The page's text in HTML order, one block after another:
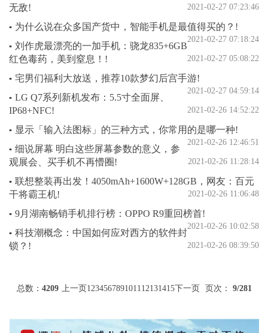
无敌!
2021-02-27 07:23:46
▪ 为什么说在众多国产货中，智能手机是最值得买的？!
2021-02-27 07:18:24
▪ 刘作虎最漂亮的一加手机：骁龙835+6GB
红色毒药，美到窒息！!
2021-02-27 05:08:22
▪ 宅男们福利大放送，推荐10款梦幻后宫手游!
2021-02-27 04:59:14
▪ LG Q7系列新机发布：5.5寸全面屏、
IP68+NFC!
2021-02-26 14:52:22
▪ 显示「输入法图标」的三种方式，你常用的是哪一种!
2021-02-26 12:46:51
▪ 细说屏幕 明白这些屏幕参数的意义，参
观展会、买手机不再懵圈!
2021-02-26 11:28:14
▪ 联想整装再出发！4050mAh+1600W+128GB，网友：百元
干将霸王机!
2021-02-26 11:06:48
▪ 9月湖南畅销手机排行榜：OPPO R9重回榜首!
2021-02-26 10:02:58
▪ 科技潮概念：中国如何应对西方的软件封
锁？!
2021-02-26 08:39:50
总数： 4209 上一页123456789101112131415下一页 页次： 9/281